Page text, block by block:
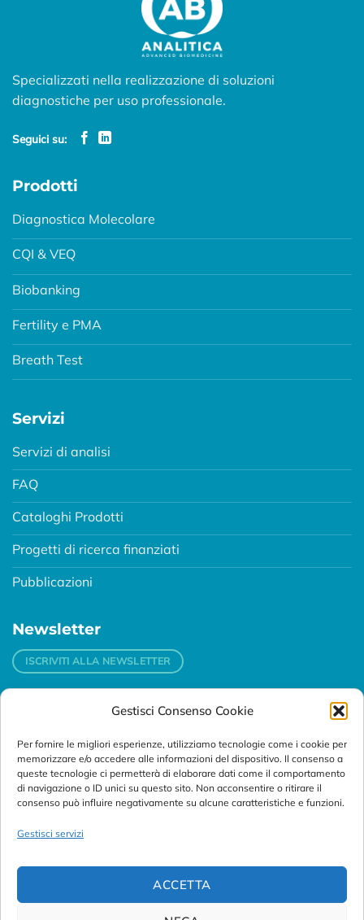
Gestisci Consenso Cookie
Per fornire le migliori esperienze, utilizziamo tecnologie come i cookie per
memorizzare e/o accedere alle informazioni del dispositivo. Il consenso a
queste tecnologie ci permetterà di elaborare dati come il comportamento
di navigazione o ID unici su questo sito. Non acconsentire o ritirare il
consenso può influire negativamente su alcune caratteristiche e funzioni.
Gestisci servizi
ACCETTA
Specializzati nella realizzazione di soluzioni
diagnostiche per uso professionale.
Seguici su:
Prodotti
Diagnostica Molecolare
CQI & VEQ
Biobanking
Fertility e PMA
Breath Test
Servizi
Servizi di analisi
FAQ
Cataloghi Prodotti
Progetti di ricerca finanziati
Pubblicazioni
Newsletter
ISCRIVITI ALLA NEWSLETTER
Padova
Via Svizzera, 16 - 35127 Padova (Italy)
Tel:
+39 049 76 16 98
Telefax: +39 049 870 95 10
Email: customersupport@abanalitica.it